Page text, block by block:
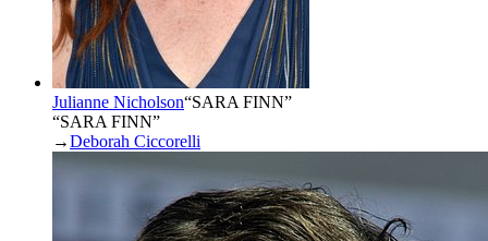
Julianne Nicholson“SARA FINN”
“SARA FINN”
→Deborah Ciccorelli